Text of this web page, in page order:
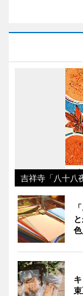
吉祥寺「八十八